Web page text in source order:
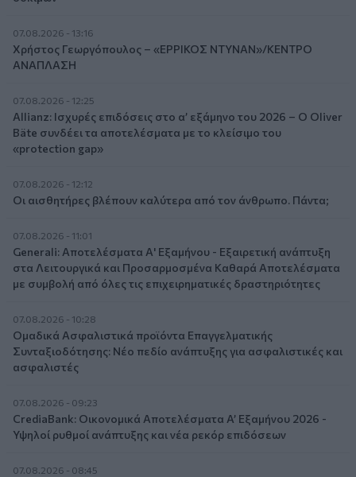
07.08.2026 - 13:16
Χρήστος Γεωργόπουλος – «ΕΡΡΙΚΟΣ ΝΤΥΝΑΝ»/ΚΕΝΤΡΟ
ΑΝΑΠΛΑΣΗ
07.08.2026 - 12:25
Allianz: Ισχυρές επιδόσεις στο α’ εξάμηνο του 2026 – Ο Oliver
Bäte συνδέει τα αποτελέσματα με το κλείσιμο του
«protection gap»
07.08.2026 - 12:12
Οι αισθητήρες βλέπουν καλύτερα από τον άνθρωπο. Πάντα;
07.08.2026 - 11:01
Generali: Αποτελέσματα Α' Εξαμήνου - Εξαιρετική ανάπτυξη
στα Λειτουργικά και Προσαρμοσμένα Καθαρά Αποτελέσματα
με συμβολή από όλες τις επιχειρηματικές δραστηριότητες
07.08.2026 - 10:28
Ομαδικά Ασφαλιστικά προϊόντα Επαγγελματικής
Συνταξιοδότησης: Νέο πεδίο ανάπτυξης για ασφαλιστικές και
ασφαλιστές
07.08.2026 - 09:23
CrediaBank: Οικονομικά Αποτελέσματα A’ Εξαμήνου 2026 -
Υψηλοί ρυθμοί ανάπτυξης και νέα ρεκόρ επιδόσεων
07.08.2026 - 08:45